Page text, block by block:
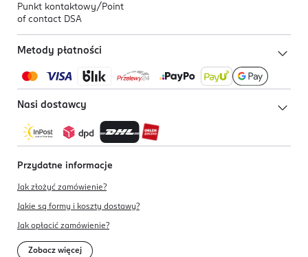
Punkt kontaktowy/ Point
of contact DSA
Metody płatności
Nasi dostawcy
Przydatne informacje
Jak złożyć zamówienie?
Jakie są formy i koszty dostawy?
Jak opłacić zamówienie?
Zobacz więcej